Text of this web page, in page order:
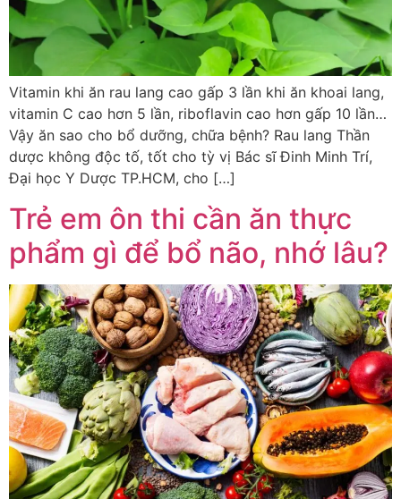
Vitamin khi ăn rau lang cao gấp 3 lần khi ăn khoai lang,
vitamin C cao hơn 5 lần, riboflavin cao hơn gấp 10 lần…
Vậy ăn sao cho bổ dưỡng, chữa bệnh? Rau lang Thần
dược không độc tố, tốt cho tỳ vị Bác sĩ Đinh Minh Trí,
Đại học Y Dược TP.HCM, cho […]
Trẻ em ôn thi cần ăn thực
phẩm gì để bổ não, nhớ lâu?